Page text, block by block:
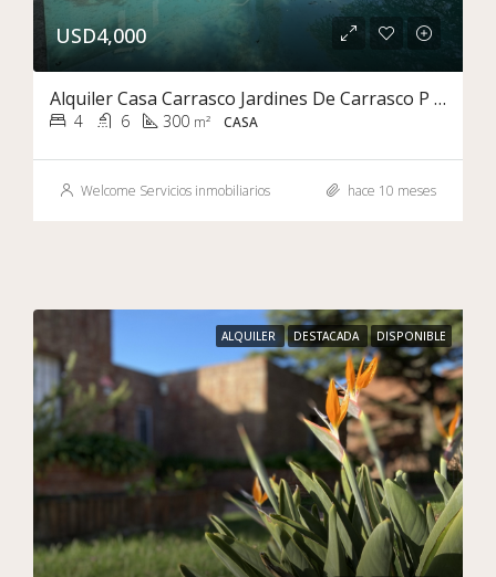
USD4,000
Alquiler Casa Carrasco Jardines De Carrasco P Unico Fondo
4 6 300 m² CASA
Welcome Servicios inmobiliarios hace 10 meses
ALQUILER DESTACADA DISPONIBLE